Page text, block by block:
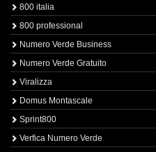
800 italia
800 professional
Numero Verde Business
Numero Verde Gratuito
Viralizza
Domus Montascale
Sprint800
Verfica Numero Verde